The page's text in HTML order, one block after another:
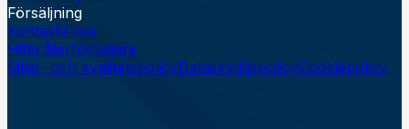
Försäljning
Kontakta oss
Hitta återförsäljare
Miljö- och kvalitetspolicyDataskyddspolicyCookiepolicy